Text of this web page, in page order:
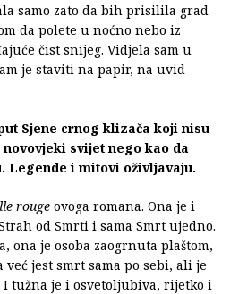
samo zato da bih prisilila grad
da polete u noćno nebo iz
čist snijeg. Vidjela sam u
je staviti na papir, na uvid
Sjene crnog klizača koji nisu
svijet nego kao da
Legende i mitovi oživljavaju.
rouge ovoga romana. Ona je i
od Smrti i sama Smrt ujedno.
ona je osoba zaogrnuta plaštom,
jest smrt sama po sebi, ali je
I tužna je i osvetoljubiva, rijetko i